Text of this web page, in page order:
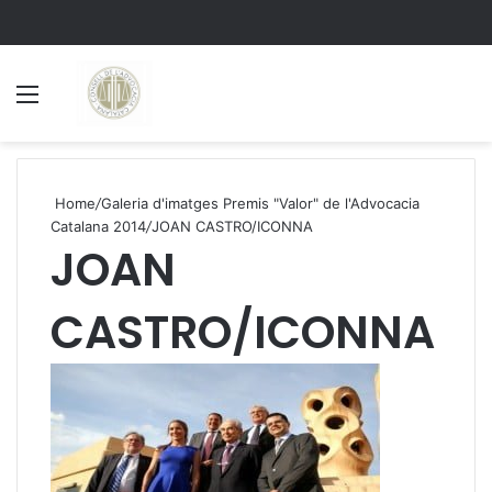
Home/Galeria d'imatges Premis "Valor" de l'Advocacia
Catalana 2014/JOAN CASTRO/ICONNA
JOAN
CASTRO/ICONNA